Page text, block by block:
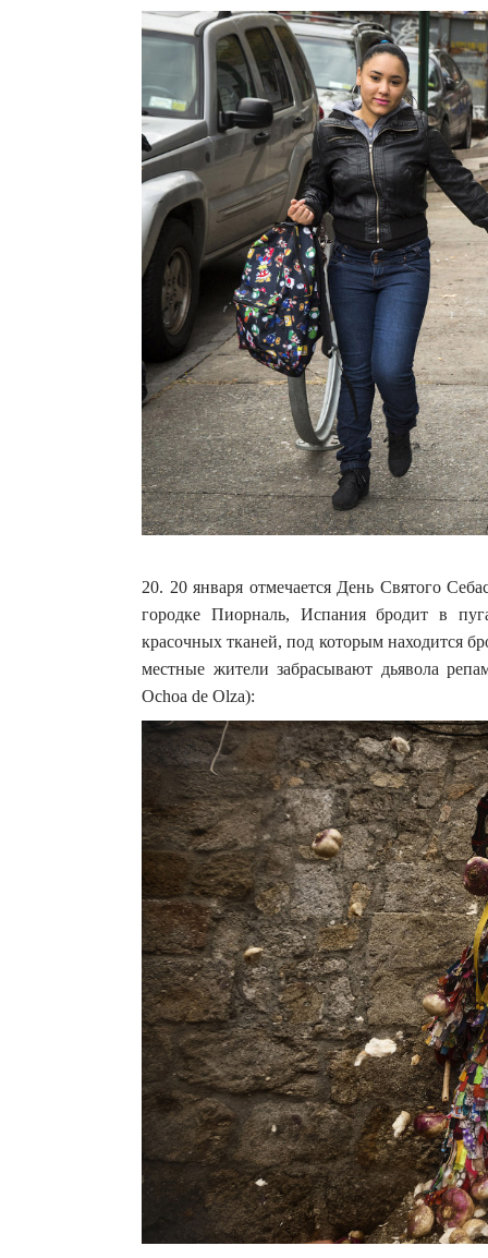
20. 20 января отмечается День Святого
городке Пиорналь, Испания бродит в
красочных тканей, под которым находится
местные жители забрасывают дьявола
Ochoa de Olza):